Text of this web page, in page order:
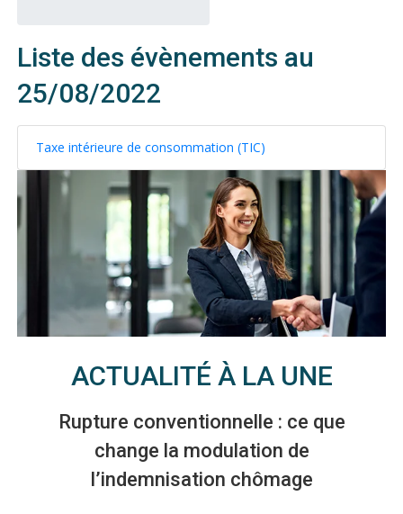
Liste des évènements au
25/08/2022
Taxe intérieure de consommation (TIC)
ACTUALITÉ À LA UNE
Rupture conventionnelle : ce que
change la modulation de
l’indemnisation chômage